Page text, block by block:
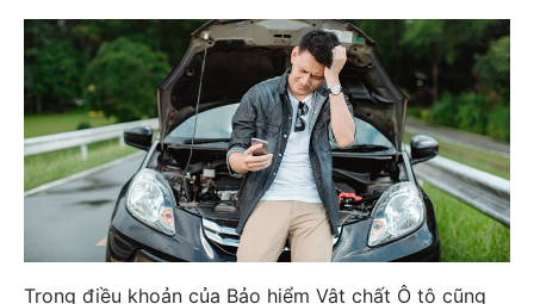
Trong điều khoản của Bảo hiểm Vật chất Ô tô cũng